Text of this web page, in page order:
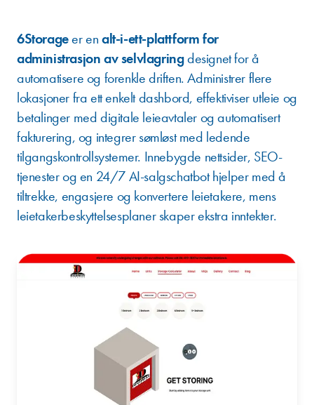
6Storageer enalt-i-ett-plattform for
administrasjon av selvlagringdesignet for å
automatisere og forenkle driften. Administrer flere
lokasjoner fra ett enkelt dashbord, effektiviser utleie og
betalinger med digitale leieavtaler og automatisert
fakturering, og integrer sømløst med ledende
tilgangskontrollsystemer. Innebygde nettsider, SEO-
tjenester og en 24/7 AI-salgschatbot hjelper med å
tiltrekke, engasjere og konvertere leietakere, mens
leietakerbeskyttelsesplaner skaper ekstra inntekter.